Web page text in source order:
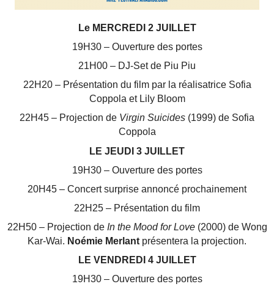
Le MERCREDI 2 JUILLET
19H30 – Ouverture des portes
21H00 – DJ-Set de Piu Piu
22H20 – Présentation du film par la réalisatrice Sofia
Coppola et Lily Bloom
22H45 – Projection de Virgin Suicides (1999) de Sofia
Coppola
LE JEUDI 3 JUILLET
19H30 – Ouverture des portes
20H45 – Concert surprise annoncé prochainement
22H25 – Présentation du film
22H50 – Projection de In the Mood for Love(2000) de Wong
Kar-Wai. Noémie Merlant présentera la projection.
LE VENDREDI 4 JUILLET
19H30 – Ouverture des portes